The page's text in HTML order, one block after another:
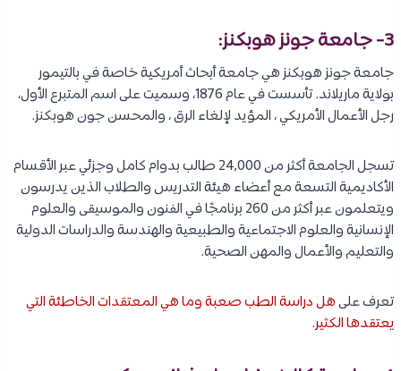
3- جامعة جونز هوبكنز:
جامعة جونز هوبكنز هي جامعة أبحاث أمريكية خاصة في بالتيمور
بولاية ماريلاند. تأسست في عام 1876، وسميت على اسم المتبرع الأول،
رجل الأعمال الأمريكي ، المؤيد لإلغاء الرق ، والمحسن جون هوبكنز.
تسجل الجامعة أكثر من 24,000 طالب بدوام كامل وجزئي عبر الأقسام
الأكاديمية التسعة مع أعضاء هيئة التدريس والطلاب الذين يدرسون
ويتعلمون عبر أكثر من 260 برنامجًا في الفنون والموسيقى والعلوم
الإنسانية والعلوم الاجتماعية والطبيعية والهندسة والدراسات الدولية
والتعليم والأعمال والمهن الصحية.
تعرف علىهل دراسة الطب صعبة وما هي المعتقدات الخاطئة التي
يعتقدها الكثير.